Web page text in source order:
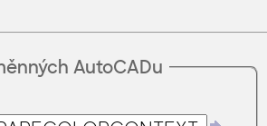
AutoCADu